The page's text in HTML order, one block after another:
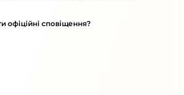
офіційні сповіщення?